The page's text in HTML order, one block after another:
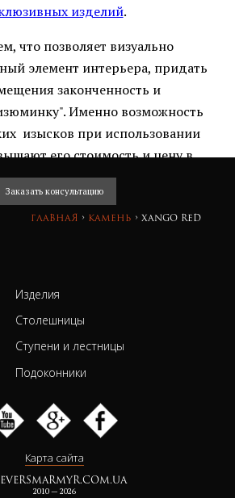
изделий.
что позволяет визуально
элемент интерьера, придать
законченность и
Именно возможность
изысков при использовании
его стоимость и цену в
Заказать консультацию
Главная › камень › Xango Red
Изделия
Столешницы
Ступени и лестницы
Подоконники
Карта сайта
2010 — 2026